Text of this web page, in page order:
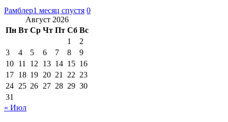
Рамблер1 месяц спустя 0
Август 2026
Пн Вт Ср Чт Пт Сб Вс
1
2
3
4 5 6 7 8
9
10 11 12 13 14 15 16
17 18 19 20 21 22 23
24 25 26 27 28 29 30
31
« Июл